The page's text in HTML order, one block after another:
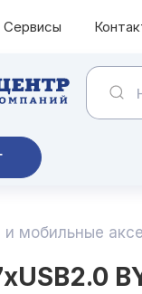
Сервисы
и мобильные